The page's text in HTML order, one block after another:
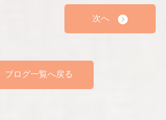
次へ
ブログ一覧へ戻る